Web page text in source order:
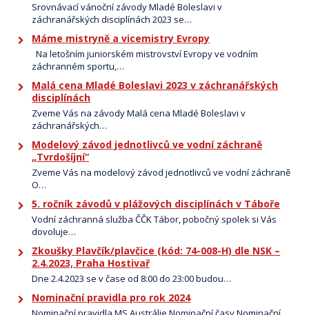
Srovnávací vánoční závody Mladé Boleslavi v
záchranářských disciplínách 2023 se…
Máme mistryně a vicemistry Evropy
Na letošním juniorském mistrovství Evropy ve vodním
záchranném sportu,…
Malá cena Mladé Boleslavi 2023 v záchranářských
disciplínách
Zveme Vás na závody Malá cena Mladé Boleslavi v
záchranářských…
Modelový závod jednotlivců ve vodní záchraně
„Tvrdošíjní“
Zveme Vás na modelový závod jednotlivců ve vodní záchraně
O…
5. ročník závodů v plážových disciplínách v Táboře
Vodní záchranná služba ČČK Tábor, pobočný spolek si Vás
dovoluje…
Zkoušky Plavčík/plavčice (kód: 74-008-H) dle NSK –
2.4.2023, Praha Hostivař
Dne 2.4.2023 se v čase od 8:00 do 23:00 budou…
Nominační pravidla pro rok 2024